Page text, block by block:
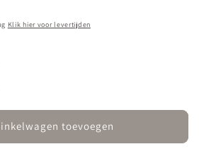
Klik hier voor levertijden
toevoegen